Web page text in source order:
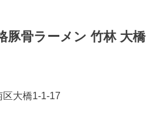
豚骨ラーメン 竹林 大橋
大橋1-1-17